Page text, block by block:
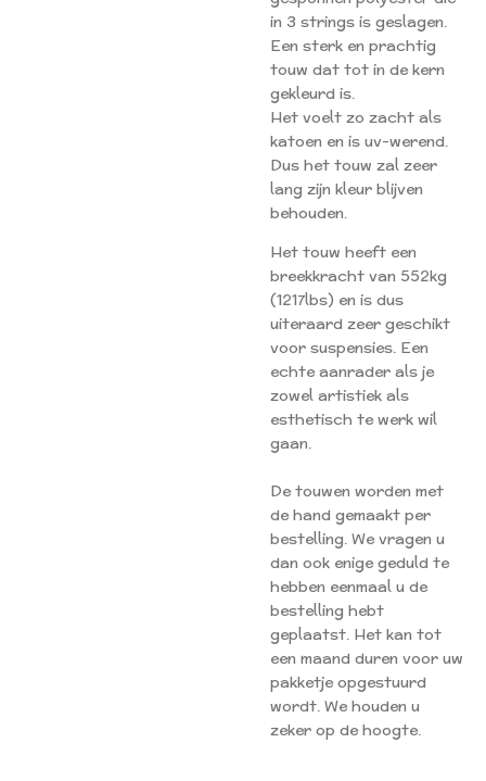
in 3 strings is geslagen.
Een sterk en prachtig
touw dat tot in de kern
gekleurd is.
Het voelt zo zacht als
katoen en is uv-werend.
Dus het touw zal zeer
lang zijn kleur blijven
behouden.
Het touw heeft een
breekkracht van 552kg
(1217lbs) en is dus
uiteraard zeer geschikt
voor suspensies. Een
echte aanrader als je
zowel artistiek als
esthetisch te werk wil
gaan.
De touwen worden met
de hand gemaakt per
bestelling. We vragen u
dan ook enige geduld te
hebben eenmaal u de
bestelling hebt
geplaatst. Het kan tot
een maand duren voor uw
pakketje opgestuurd
wordt. We houden u
zeker op de hoogte.